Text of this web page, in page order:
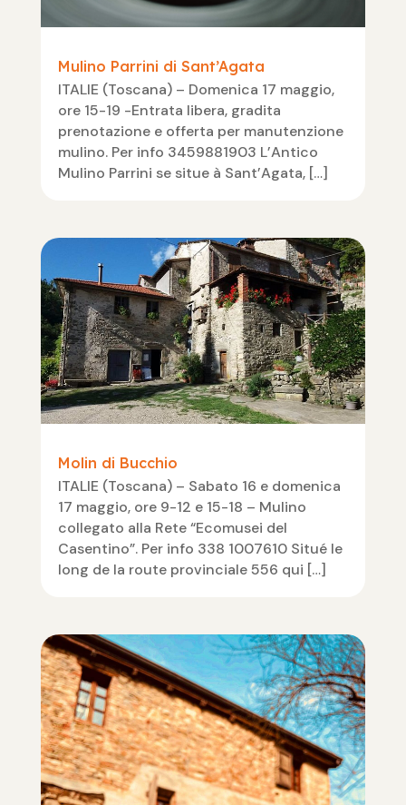
Mulino Parrini di Sant’Agata
ITALIE (Toscana) – Domenica 17 maggio,
ore 15-19 -Entrata libera, gradita
prenotazione e offerta per manutenzione
mulino. Per info 3459881903 L’Antico
Mulino Parrini se situe à Sant’Agata, […]
Molin di Bucchio
ITALIE (Toscana) – Sabato 16 e domenica
17 maggio, ore 9-12 e 15-18 – Mulino
collegato alla Rete “Ecomusei del
Casentino”. Per info 338 1007610 Situé le
long de la route provinciale 556 qui […]